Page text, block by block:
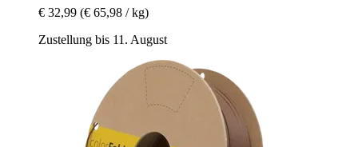
€ 32,99 (€ 65,98 / kg)
Zustellung bis 11. August